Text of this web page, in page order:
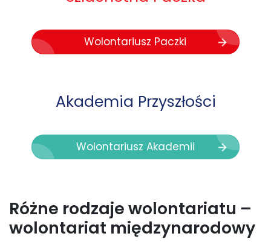
Wolontariusz Paczki
Akademia Przyszłości
Wolontariusz Akademii
Różne rodzaje wolontariatu –
wolontariat międzynarodowy